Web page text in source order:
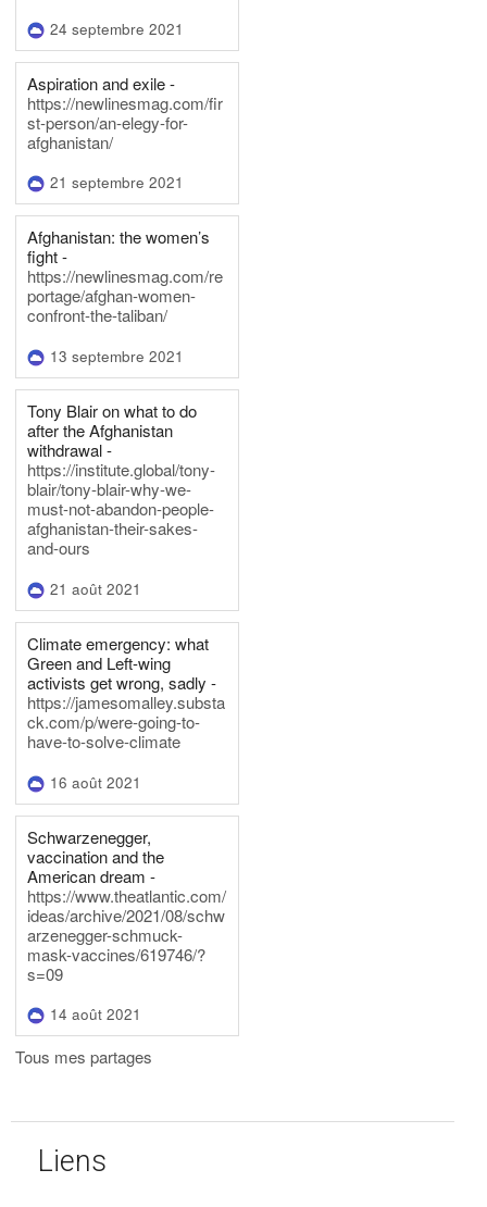
24 septembre 2021
Aspiration and exile -
https://newlinesmag.com/fir
st-person/an-elegy-for-
afghanistan/
21 septembre 2021
Afghanistan: the women’s
fight -
https://newlinesmag.com/re
portage/afghan-women-
confront-the-taliban/
13 septembre 2021
Tony Blair on what to do
after the Afghanistan
withdrawal -
https://institute.global/tony-
blair/tony-blair-why-we-
must-not-abandon-people-
afghanistan-their-sakes-
and-ours
21 août 2021
Climate emergency: what
Green and Left-wing
activists get wrong, sadly -
https://jamesomalley.substa
ck.com/p/were-going-to-
have-to-solve-climate
16 août 2021
Schwarzenegger,
vaccination and the
American dream -
https://www.theatlantic.com/
ideas/archive/2021/08/schw
arzenegger-schmuck-
mask-vaccines/619746/?
s=09
14 août 2021
Tous mes partages
Liens